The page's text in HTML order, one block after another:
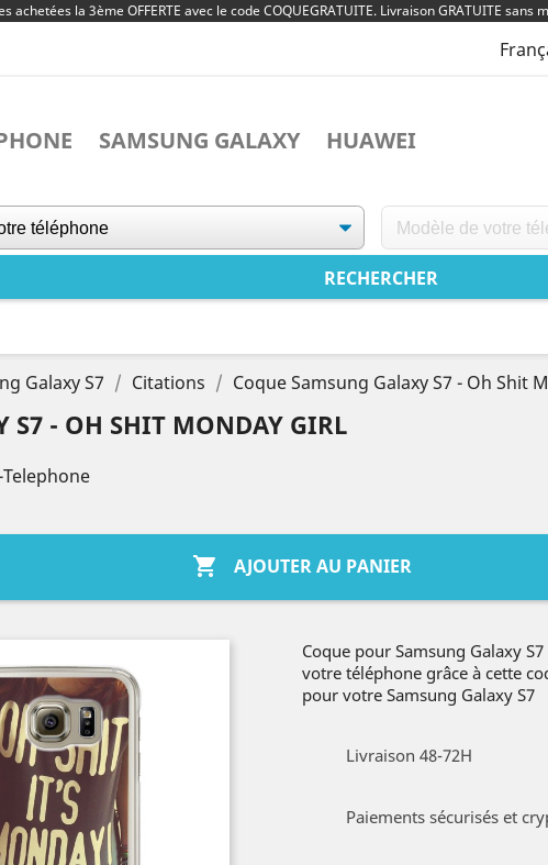
achetées la 3ème OFFERTE avec le code COQUEGRATUITE. Livraison GRATUITE sans
SAMSUNG GALAXY HUAWEI
Galaxy S7 Citations Coque Samsung Galaxy S7 - Oh Shit
S7 - OH SHIT MONDAY GIRL
 AJOUTER AU PANIER
Coque pour Samsung Galaxy
votre téléphone grâce à cette
pour votre Samsung Galaxy S7
Livraison 48-72H
Paiements sécurisés et